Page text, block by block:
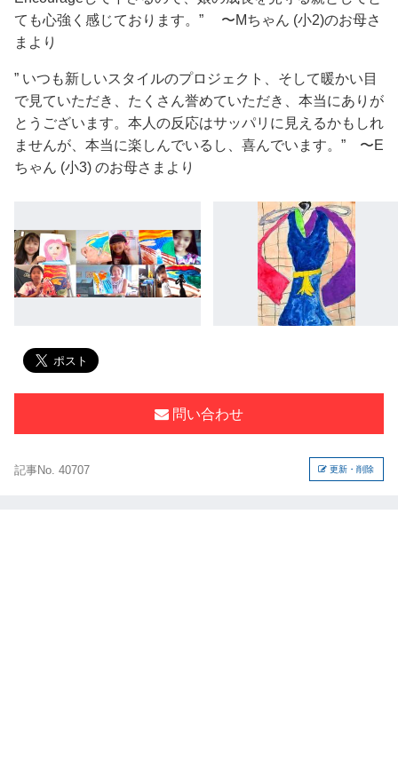
ても心強く感じております。​​​​​​​” 〜Mちゃん (小2)のお母さ
まより
” いつも新しいスタイルのプロジェクト、そして暖かい目
で見ていただき、たくさん誉めていただき、本当にありが
とうございます。本人の反応はサッパリに見えるかもしれ
ませんが、本当に楽しんでいるし、喜んでいます。” 〜E
ちゃん (小3) のお母さまより
問い合わせ
記事No. 40707 更新・削除